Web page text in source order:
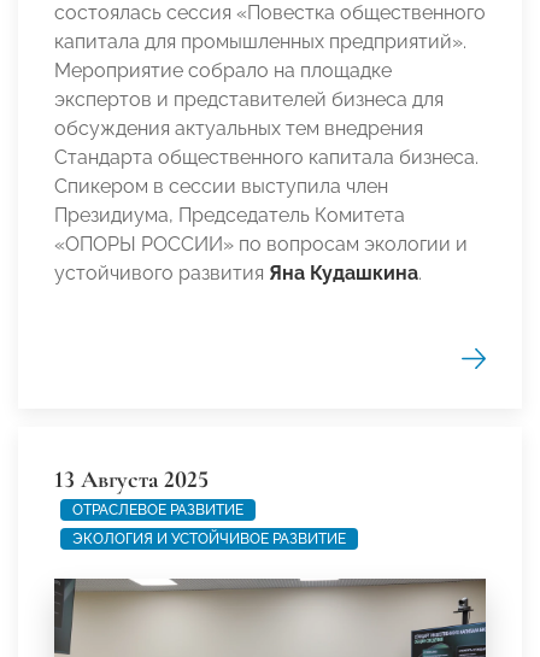
состоялась сессия «Повестка общественного
капитала для промышленных предприятий».
Мероприятие собрало на площадке
экспертов и представителей бизнеса для
обсуждения актуальных тем внедрения
Стандарта общественного капитала бизнеса.
Спикером в сессии выступила член
Президиума, Председатель Комитета
«ОПОРЫ РОССИИ» по вопросам экологии и
устойчивого развития Яна Кудашкина.
13 Августа 2025
ОТРАСЛЕВОЕ РАЗВИТИЕ
ЭКОЛОГИЯ И УСТОЙЧИВОЕ РАЗВИТИЕ